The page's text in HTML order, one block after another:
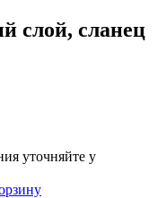
слой, сланец
уточняйте у